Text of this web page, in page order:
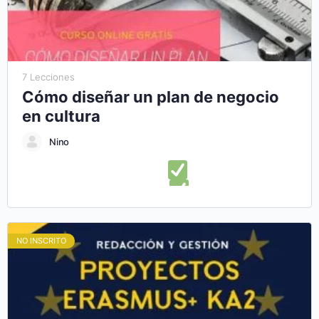
autónomo y en el Aprender Haciendo (Learning-by-Doing),
podrás conocer algunas de las oportunidades europeas de
formación y participación en el ámbito juvenil.
7 Lecciones
Cómo diseñar un plan de negocio
en cultura
Nino
para el diseño de una estructura de plan de negocios
Presentar con éxito un plan de negocio cultural
Descubrir
herramientas para diseñar un plan de empresa cultural
Aprender a administrar y ejecutar correctamente tu plan de
NO INSCRITO